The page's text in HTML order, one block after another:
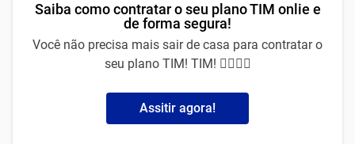
Saiba como contratar o seu plano TIM onlie e
de forma segura!
Você não precisa mais sair de casa para contratar o
seu plano TIM! TIM! 🙅‍♀️🙅‍♂️
Assitir agora!